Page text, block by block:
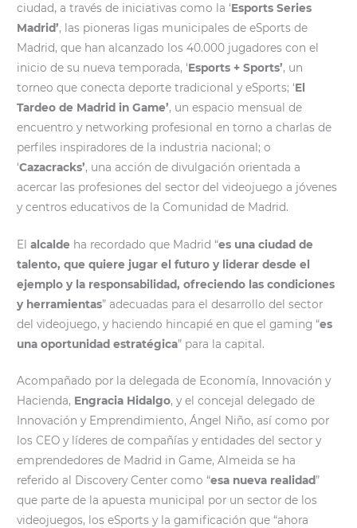
ciudad, a través de iniciativas como la ‘Esports Series
Madrid’, las pioneras ligas municipales de eSports de
Madrid, que han alcanzado los 40.000 jugadores con el
inicio de su nueva temporada, ‘Esports + Sports’, un
torneo que conecta deporte tradicional y eSports; ‘El
Tardeo de Madrid in Game’, un espacio mensual de
encuentro y networking profesional en torno a charlas de
perfiles inspiradores de la industria nacional; o
‘Cazacracks’, una acción de divulgación orientada a
acercar las profesiones del sector del videojuego a jóvenes
y centros educativos de la Comunidad de Madrid.
Elalcalde ha recordado que Madrid “es una ciudad de
talento, que quiere jugar el futuro y liderar desde el
ejemplo y la responsabilidad, ofreciendo las condiciones
y herramientas” adecuadas para el desarrollo del sector
del videojuego, y haciendo hincapié en que el gaming “es
una oportunidad estratégica” para la capital.
Acompañado por la delegada de Economía, Innovación y
Hacienda, Engracia Hidalgo, y el concejal delegado de
Innovación y Emprendimiento, Ángel Niño, así como por
los CEO y líderes de compañías y entidades del sector y
emprendedores de Madrid in Game, Almeida se ha
referido al Discovery Center como “esa nueva realidad”
que parte de la apuesta municipal por un sector de los
videojuegos, los eSports y la gamificación que “ahora